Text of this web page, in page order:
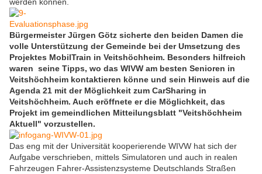
Bürgermeister Jürgen Götz sicherte den beiden Damen die
volle Unterstützung der Gemeinde bei der Umsetzung des
Projektes MobilTrain in Veitshöchheim. Besonders hilfreich
waren seine Tipps, wo das WIVW am besten Senioren in
Veitshöchheim kontaktieren könne und sein Hinweis auf die
Agenda 21 mit der Möglichkeit zum CarSharing in
Veitshöchheim. Auch eröffnete er die Möglichkeit, das
Projekt im gemeindlichen Mitteilungsblatt "Veitshöchheim
Aktuell" vorzustellen.
Das eng mit der Universität kooperierende WIVW hat sich der
Aufgabe verschrieben, mittels Simulatoren und auch in realen
Fahrzeugen Fahrer-Assistenzsysteme Deutschlands Straßen